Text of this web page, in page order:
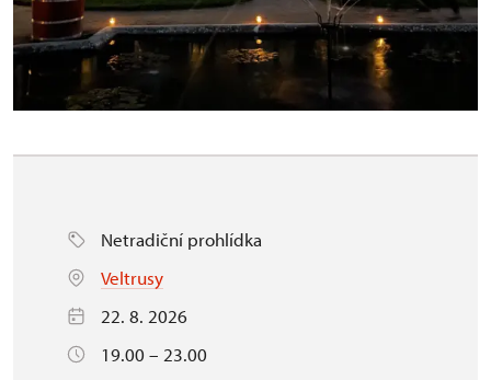
Netradiční prohlídka
Veltrusy
22. 8. 2026
19.00 – 23.00